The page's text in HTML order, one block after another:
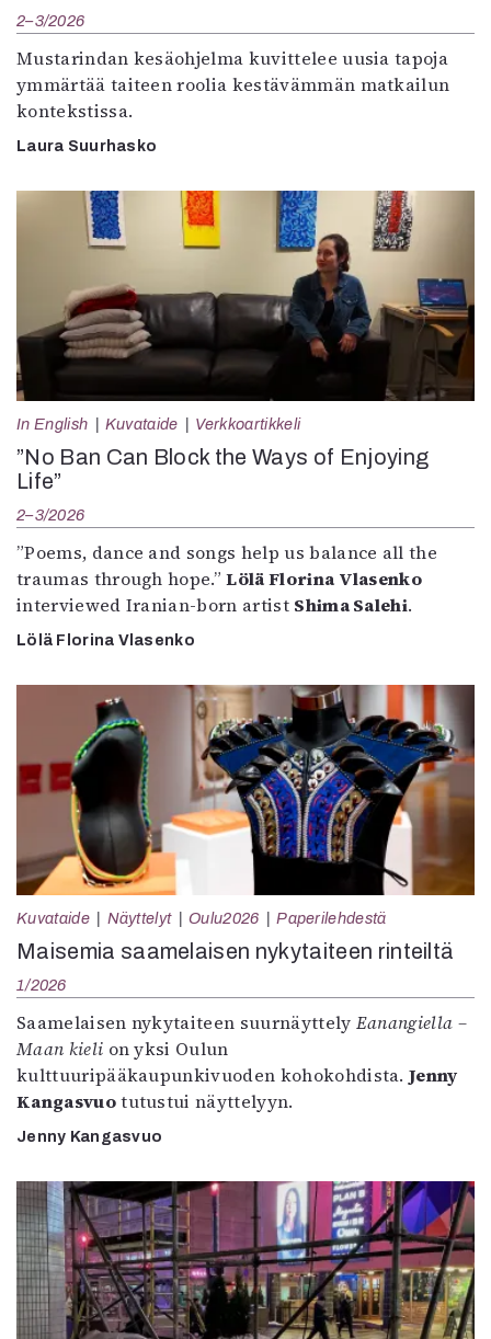
2–3/2026
Mustarindan kesäohjelma kuvittelee uusia tapoja
ymmärtää taiteen roolia kestävämmän matkailun
kontekstissa.
Laura Suurhasko
In English Kuvataide Verkkoartikkeli
”No Ban Can Block the Ways of Enjoying
Life”
2–3/2026
”Poems, dance and songs help us balance all the
traumas through hope.”Lölä Florina Vlasenko
interviewed Iranian-born artist Shima Salehi.
Lölä Florina Vlasenko
Kuvataide Näyttelyt Oulu2026 Paperilehdestä
Maisemia saamelaisen nykytaiteen rinteiltä
1/2026
Saamelaisen nykytaiteen suurnäyttely Eanangiella –
Maan kieli on yksi Oulun
kulttuuripääkaupunkivuoden kohokohdista.Jenny
Kangasvuotutustui näyttelyyn.
Jenny Kangasvuo